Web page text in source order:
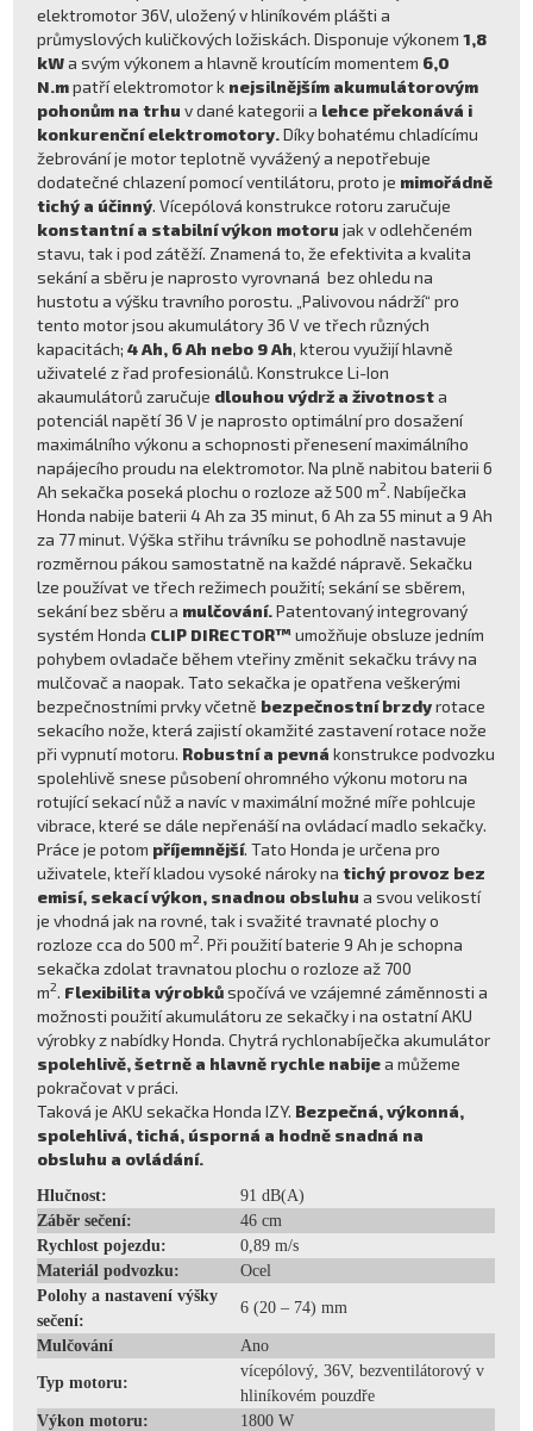
elektromotor 36V, uložený v hliníkovém plášti a
průmyslových kuličkových ložiskách. Disponuje výkonem1,8
kWa svým výkonem a hlavně kroutícím momentem 6,0
N.mpatří elektromotor k nejsilnějším akumulátorovým
pohonům na trhu v dané kategorii a lehce překonává i
konkurenční elektromotory.Díky bohatému chladícímu
žebrování je motor teplotně vyvážený a nepotřebuje
dodatečné chlazení pomocí ventilátoru, proto je mimořádně
tichý a účinný. Vícepólová konstrukce rotoru zaručuje
konstantní a stabilní výkon motoru jak v odlehčeném
stavu, tak i pod zátěží. Znamená to, že efektivita a kvalita
sekání a sběru je naprosto vyrovnaná bez ohledu na
hustotu a výšku travního porostu. „Palivovou nádrží“ pro
tento motor jsou akumulátory 36 V ve třech různých
kapacitách;4 Ah, 6 Ah nebo 9 Ah, kterou využijí hlavně
uživatelé z řad profesionálů. Konstrukce Li-Ion
akaumulátorů zaručuje dlouhou výdrž a životnosta
potenciál napětí 36 V je naprosto optimální pro dosažení
maximálního výkonu a schopnosti přenesení maximálního
napájecího proudu na elektromotor. Na plně nabitou baterii 6
Ah sekačka poseká plochu o rozloze až 500 m2. Nabíječka
Honda nabije baterii 4 Ah za 35 minut, 6 Ah za 55 minut a 9 Ah
za 77 minut. Výška střihu trávníku se pohodlně nastavuje
rozměrnou pákou samostatně na každé nápravě. Sekačku
lze používat ve třech režimech použití; sekání se sběrem,
sekání bez sběru a mulčování.Patentovaný integrovaný
systém Honda CLIP DIRECTOR™umožňuje obsluze jedním
pohybem ovladače během vteřiny změnit sekačku trávy na
mulčovač a naopak. Tato sekačka je opatřena veškerými
bezpečnostními prvky včetně bezpečnostní brzdyrotace
sekacího nože, která zajistí okamžité zastavení rotace nože
při vypnutí motoru. Robustní a pevná konstrukce podvozku
spolehlivě snese působení ohromného výkonu motoru na
rotující sekací nůž a navíc v maximální možné míře pohlcuje
vibrace, které se dále nepřenáší na ovládací madlo sekačky.
Práce je potom příjemnější. Tato Honda je určena pro
uživatele, kteří kladou vysoké nároky natichý provoz bez
emisí, sekací výkon, snadnou obsluhu a svou velikostí
je vhodná jak na rovné, tak i svažité travnaté plochy o
rozloze cca do 500 m2. Při použití baterie 9 Ah je schopna
sekačka zdolat travnatou plochu o rozloze až 700
m2. Flexibilita výrobkůspočívá ve vzájemné záměnnosti a
možnosti použití akumulátoru ze sekačky i na ostatní AKU
výrobky z nabídky Honda. Chytrá rychlonabíječka akumulátor
spolehlivě, šetrně a hlavně rychle nabijea můžeme
pokračovat v práci.
Taková je AKU sekačka Honda IZY. Bezpečná, výkonná,
spolehlivá, tichá, úsporná a hodně snadná na
obsluhu a ovládání.
Hlučnost:
91 dB(A)
Záběr sečení:
46 cm
Rychlost pojezdu:
0,89 m/s
Materiál podvozku:
Ocel
Polohy a nastavení výšky
sečení:
6 (20 – 74) mm
Mulčování Ano
Typ motoru:
vícepólový, 36V, bezventilátorový v
hliníkovém pouzdře
Výkon motoru:
1800 W